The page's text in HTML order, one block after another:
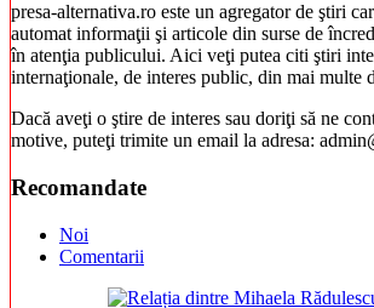
presa-alternativa.ro este un agregator de ştiri
automat informaţii şi articole din surse de
în atenţia publicului. Aici veţi putea citi ştiri
internaţionale, de interes public, din mai multe
Dacă aveţi o ştire de interes sau doriţi să ne
motive, puteţi trimite un email la adresa:
Recomandate
Noi
Comentarii